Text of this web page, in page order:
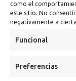
como el
este sitio. No
negativamente a
Funcional
Preferencias